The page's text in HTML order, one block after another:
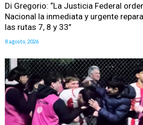
Di Gregorio: “La Justicia Federal
Nacional la inmediata y urgente
las rutas 7, 8 y 33”
8 agosto, 2026